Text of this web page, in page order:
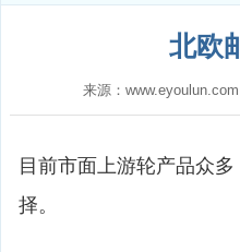
北欧
来源：
目前市面上游轮产品众
择。